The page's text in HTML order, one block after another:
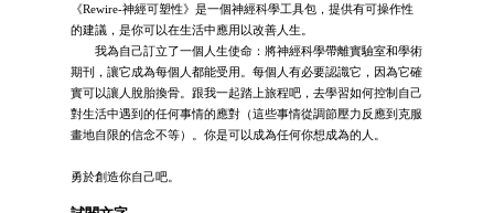
《Rewire-神經可塑性》是一個神經科學工具包，提供有可操作性
的建議，是你可以在生活中應用以改善人生。
我為自己訂立了一個人生使命：將神經科學帶離實驗室和學術
期刊，讓它成為每個人都能受用。每個人有必要認識它，因為它確
實可以讓人脫胎換骨。跟我一起踏上旅程吧，去學習如何控制自己
對生活中遇到的任何事情的應對（這些事情從調節壓力反應到克服
畫地自限的信念不等）。你是可以成為任何你想成為的人。
勇於創造你自己吧。